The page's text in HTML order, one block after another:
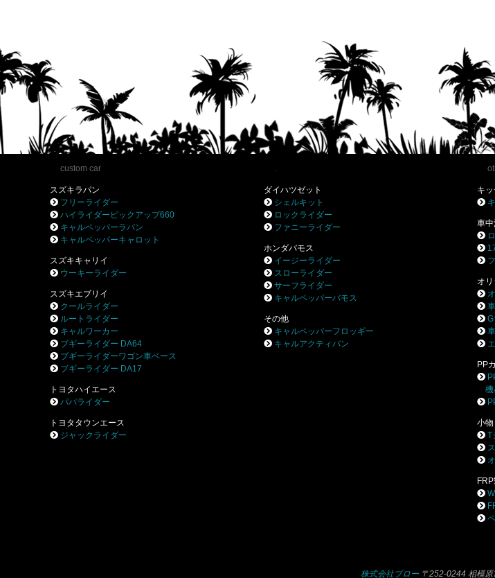
custom car
スズキラパン
フリーライダー
ハイライダーピックアップ660
キャルペッパーラパン
キャルペッパーキャロット
スズキキャリイ
ウーキーライダー
スズキエブリイ
クールライダー
ルートライダー
キャルワーカー
ブギーライダー DA64
ブギーライダーワゴン車ベース
ブギーライダー DA17
トヨタハイエース
パパライダー
トヨタタウンエース
ジャックライダー
.
ダイハツゼット
シェルキット
ロックライダー
ファニーライダー
ホンダバモス
イージーライダー
スローライダー
サーフライダー
キャルペッパーバモス
その他
キャルペッパーフロッギー
キャルアクティバン
キ
車中
オ
PP
小物
T
株式会社ブロー 〒252-0244 相模